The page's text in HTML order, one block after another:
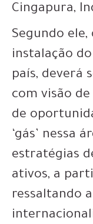
Cingapura,
Segundo ele,
instalação
país, deverá
com visão
de
‘gás’ nessa
estratégias
ativos, a
ressaltando